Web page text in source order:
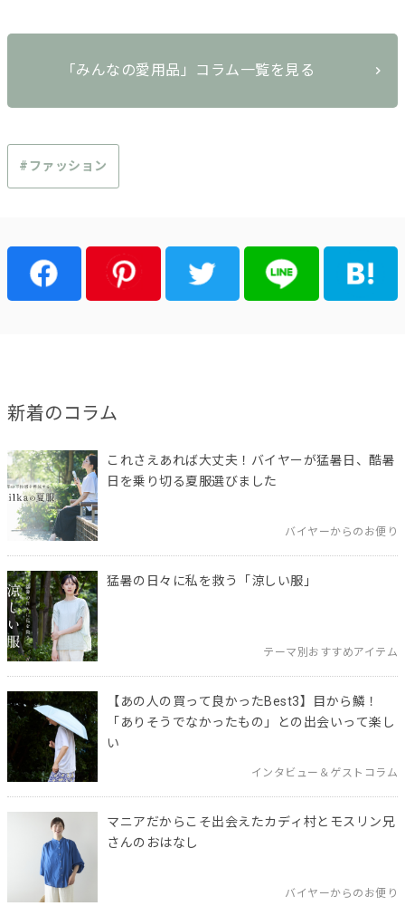
#ファッション
「みんなの愛用品」コラム一覧を見る
新着のコラム
これさえあれば大丈夫！バイヤーが猛暑日、酷暑
日を乗り切る夏服選びました
バイヤーからのお便り
猛暑の日々に私を救う「涼しい服」
テーマ別おすすめアイテム
【あの人の買って良かったBest3】目から鱗！
「ありそうでなかったもの」との出会いって楽し
い
インタビュー＆ゲストコラム
マニアだからこそ出会えたカディ村とモスリン兄
さんのおはなし
バイヤーからのお便り